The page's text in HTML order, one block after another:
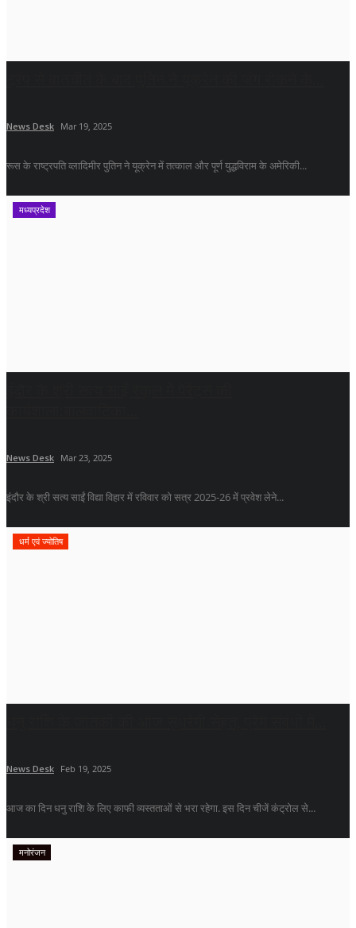
News Desk Mar 19, 2025
रूस के राष्ट्रपति व्लादिमीर पुतिन ने यूक्रेन में तत्काल और पूर्ण युद्धविराम के अमेरिकी...
मध्यप्रदेश
News Desk Mar 23, 2025
इंदौर के श्री सत्य साईं विद्या विहार में रविवार को सत्र 2025-26 में प्रवेश लेने...
धर्म एवं ज्योतिष
News Desk Feb 19, 2025
आज का दिन धनु राशि के लिए काफी व्यस्तताओं से भरा रहेगा. इस दिन चीजें कंट्रोल से...
मनोरंजन